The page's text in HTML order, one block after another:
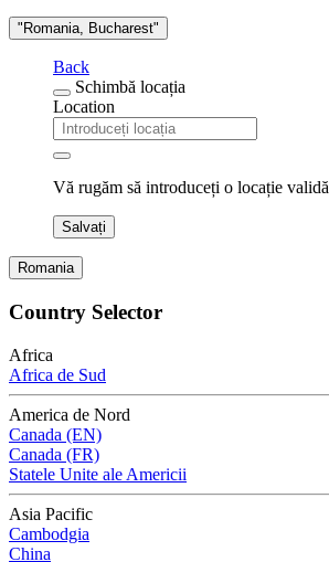
"Romania, Bucharest"
Back
Schimbă locația
Location
Vă rugăm să introduceți o locație validă
Salvați
Romania
Country Selector
Africa
Africa de Sud
America de Nord
Canada (EN)
Canada (FR)
Statele Unite ale Americii
Asia Pacific
Cambodgia
China